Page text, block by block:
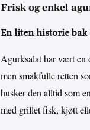
Frisk og enkel
En liten historie
Agurksalat har vært en
men smakfulle retten
husker den alltid som
med grillet fisk, kjøtt